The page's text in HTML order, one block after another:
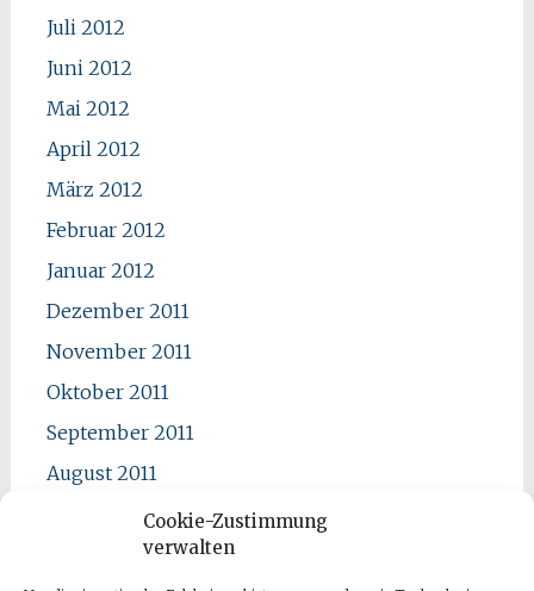
Cookie-Zustimmung
verwalten
Juli 2012
Juni 2012
Mai 2012
April 2012
März 2012
Februar 2012
Januar 2012
Dezember 2011
November 2011
Oktober 2011
September 2011
August 2011